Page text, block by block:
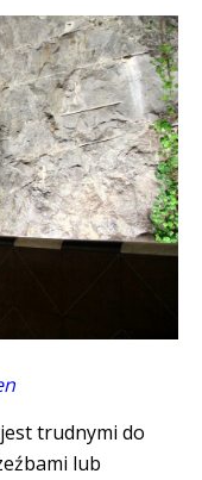
trudnymi do
lub